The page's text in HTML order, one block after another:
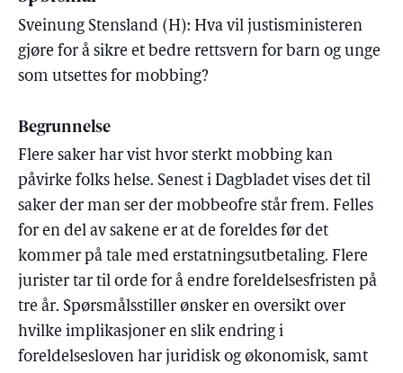
Sveinung Stensland (H): Hva vil justisministeren
gjøre for å sikre et bedre rettsvern for barn og unge
som utsettes for mobbing?
Begrunnelse
Flere saker har vist hvor sterkt mobbing kan
påvirke folks helse. Senest i Dagbladet vises det til
saker der man ser der mobbeofre står frem. Felles
for en del av sakene er at de foreldes før det
kommer på tale med erstatningsutbetaling. Flere
jurister tar til orde for å endre foreldelsesfristen på
tre år. Spørsmålsstiller ønsker en oversikt over
hvilke implikasjoner en slik endring i
foreldelsesloven har juridisk og økonomisk, samt